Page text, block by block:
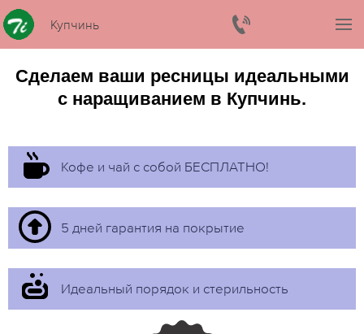
Купчинь
Сделаем ваши ресницы идеальными
с наращиванием в Купчинь.
Кофе и чай с собой БЕСПЛАТНО!
5 дней гарантия на покрытие
Идеальный порядок и стерильность